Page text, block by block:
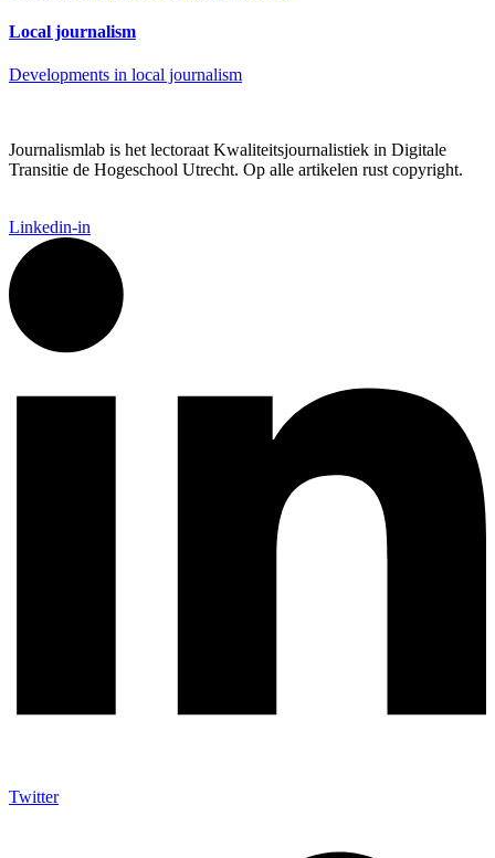
Local journalism
Developments in local journalism
Journalismlab is het lectoraat Kwaliteitsjournalistiek in Digitale
Transitie de Hogeschool Utrecht. Op alle artikelen rust copyright.
Linkedin-in
Twitter